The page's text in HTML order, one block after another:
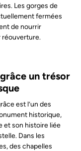
Les gorges de
fermées
de nourrir
réouverture.
un trésor
est l’un des
historique,
et son histoire liée
Dans les
des chapelles